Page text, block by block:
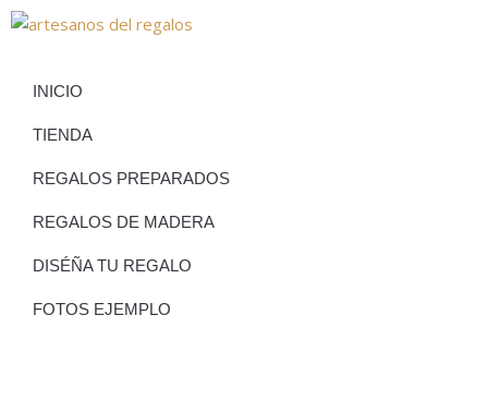
INICIO
TIENDA
REGALOS PREPARADOS
REGALOS DE MADERA
DISÉÑA TU REGALO
FOTOS EJEMPLO